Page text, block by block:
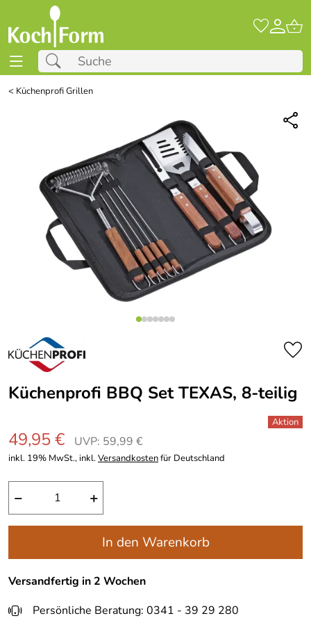
< Küchenprofi Grillen
Küchenprofi BBQ Set TEXAS, 8-teilig
49,95 € UVP: 59,99 €
inkl. 19% MwSt., inkl.Versandkostenfür Deutschland
− +
In den Warenkorb
Versandfertig in 2 Wochen
Persönliche Beratung: 0341 - 39 29 280